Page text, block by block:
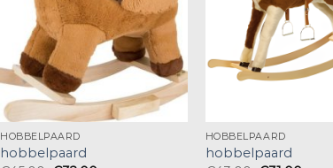
HOBBELPAARD
hobbelpaard
HOBBELPAARD
hobbelpaard